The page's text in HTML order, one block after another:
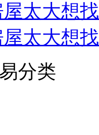
太大想
太大想
分类